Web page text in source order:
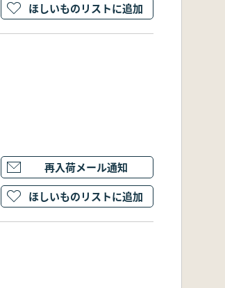
ほしいものリストに追加
再入荷メール通知
ほしいものリストに追加